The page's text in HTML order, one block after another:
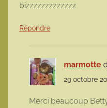
bizzzzzzzzzzzzz
Répondre
marmotte
29 octobre
Merci beaucoup